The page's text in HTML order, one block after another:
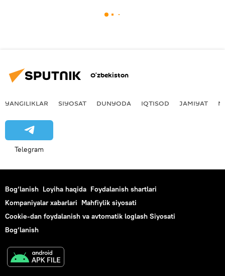
O‘zbekiston
YANGILIKLAR SIYOSAT DUNYODA IQTISOD JAMIYAT
Telegram
Bog‘lanish Loyiha haqida Foydalanish shartlari
Kompaniyalar xabarlari Mahfiylik siyosati
Cookie-dan foydalanish va avtomatik loglash Siyosati
Bog‘lanish